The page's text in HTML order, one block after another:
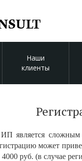
Наши
клиенты
является сложным
может
руб. (в случае